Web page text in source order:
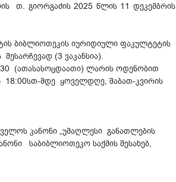
თ. გიორგაძის 2025 წლის 11 დეკემბრის
ბიბლიოთეკის იურიდიული ფაკულტეტის
(3 ვაკანსია).
(ათასასოცდაათი) ლარის ოდენობით
18:00სთ-მდე ყოველდღე, შაბათ-კვირის
კანონი „უმაღლესი განათლების
საბიბლიოთეკო საქმის შესახებ,